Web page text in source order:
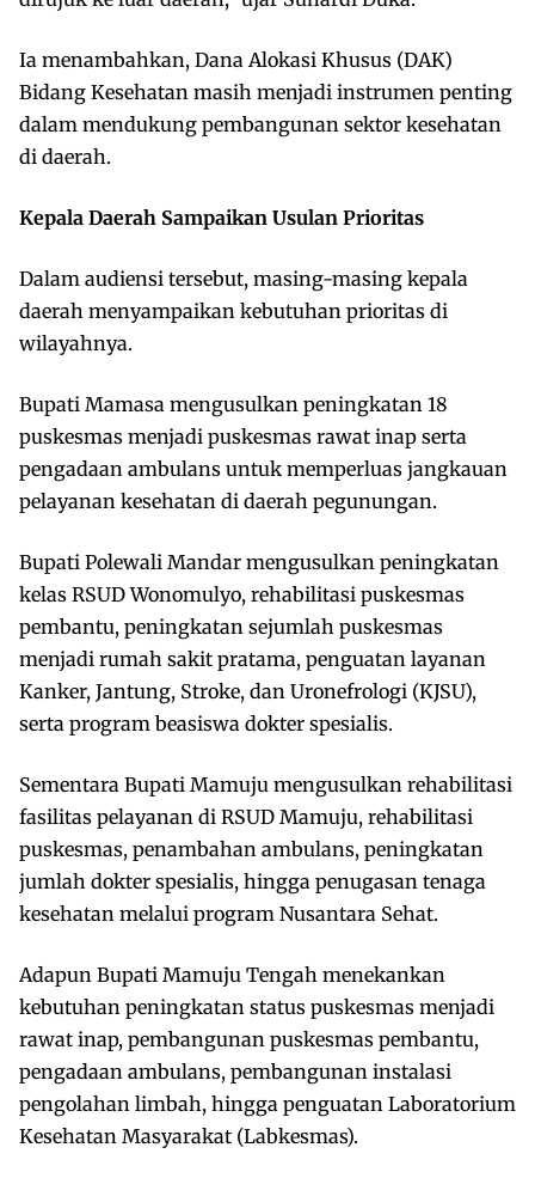
Ia menambahkan, Dana Alokasi Khusus (DAK)
Bidang Kesehatan masih menjadi instrumen penting
dalam mendukung pembangunan sektor kesehatan
di daerah.
Kepala Daerah Sampaikan Usulan Prioritas
Dalam audiensi tersebut, masing-masing kepala
daerah menyampaikan kebutuhan prioritas di
wilayahnya.
Bupati Mamasa mengusulkan peningkatan 18
puskesmas menjadi puskesmas rawat inap serta
pengadaan ambulans untuk memperluas jangkauan
pelayanan kesehatan di daerah pegunungan.
Bupati Polewali Mandar mengusulkan peningkatan
kelas RSUD Wonomulyo, rehabilitasi puskesmas
pembantu, peningkatan sejumlah puskesmas
menjadi rumah sakit pratama, penguatan layanan
Kanker, Jantung, Stroke, dan Uronefrologi (KJSU),
serta program beasiswa dokter spesialis.
Sementara Bupati Mamuju mengusulkan rehabilitasi
fasilitas pelayanan di RSUD Mamuju, rehabilitasi
puskesmas, penambahan ambulans, peningkatan
jumlah dokter spesialis, hingga penugasan tenaga
kesehatan melalui program Nusantara Sehat.
Adapun Bupati Mamuju Tengah menekankan
kebutuhan peningkatan status puskesmas menjadi
rawat inap, pembangunan puskesmas pembantu,
pengadaan ambulans, pembangunan instalasi
pengolahan limbah, hingga penguatan Laboratorium
Kesehatan Masyarakat (Labkesmas).